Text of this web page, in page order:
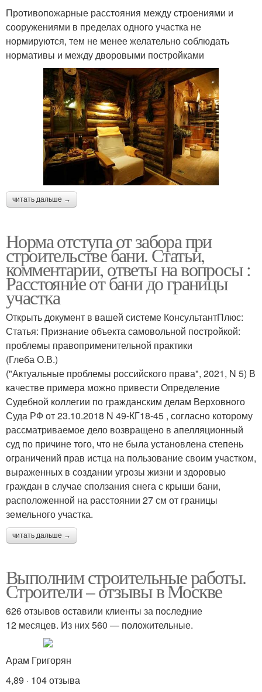
Противопожарные расстояния между строениями и
сооружениями в пределах одного участка не
нормируются, тем не менее желательно соблюдать
нормативы и между дворовыми постройками
читать дальше →
Норма отступа от забора при
строительстве бани. Статьи,
комментарии, ответы на вопросы :
Расстояние от бани до границы
участка
Открыть документ в вашей системе КонсультантПлюс:
Статья: Признание объекта самовольной постройкой:
проблемы правоприменительной практики
(Глеба О.В.)
("Актуальные проблемы российского права", 2021, N 5) В
качестве примера можно привести Определение
Судебной коллегии по гражданским делам Верховного
Суда РФ от 23.10.2018 N 49-КГ18-45 , согласно которому
рассматриваемое дело возвращено в апелляционный
суд по причине того, что не была установлена степень
ограничений прав истца на пользование своим участком,
выраженных в создании угрозы жизни и здоровью
граждан в случае сползания снега с крыши бани,
расположенной на расстоянии 27 см от границы
земельного участка.
читать дальше →
Выполним строительные работы.
Строители – отзывы в Москве
626 отзывов оставили клиенты за последние
12 месяцев. Из них 560 — положительные.
Арам Григорян
4,89 · 104 отзыва